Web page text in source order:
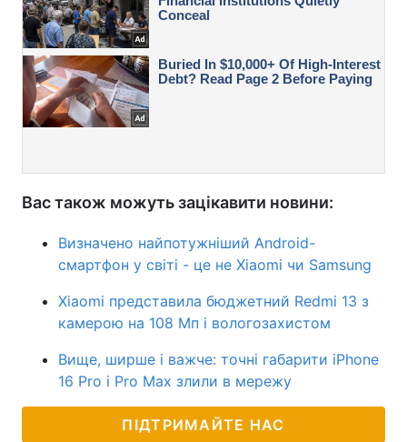
Вас також можуть зацікавити новини:
Визначено найпотужніший Android-
смартфон у світі - це не Xiaomi чи Samsung
Xiaomi представила бюджетний Redmi 13 з
камерою на 108 Мп і вологозахистом
Вище, ширше і важче: точні габарити iPhone
16 Pro і Pro Max злили в мережу
ПІДТРИМАЙТЕ НАС